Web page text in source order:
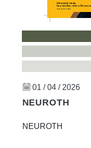
01 / 04 / 2026
NEUROTH
NEUROTH